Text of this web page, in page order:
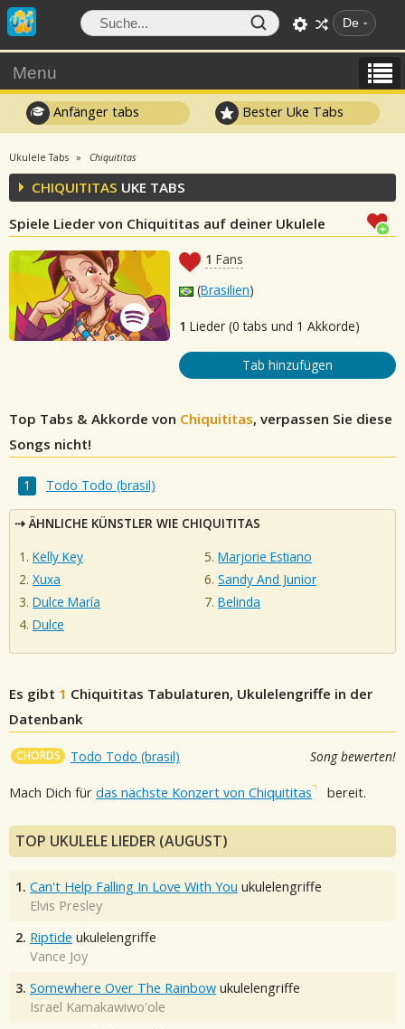
De
Menu
Anfänger tabs Bester Uke Tabs
Ukulele Tabs Chiquititas
CHIQUITITAS UKE TABS
Spiele Lieder von Chiquititas auf deiner Ukulele
1 Fans
(Brasilien)
1 Lieder (0 tabs und 1 Akkorde)
Tab hinzufügen
Top Tabs & Akkorde von Chiquititas, verpassen Sie diese
Songs nicht!
Todo Todo (brasil)
ÄHNLICHE KÜNSTLER WIE CHIQUITITAS
Kelly Key
Xuxa
Dulce María
Dulce
Marjorie Estiano
Sandy And Junior
Belinda
Es gibt 1 Chiquititas Tabulaturen, Ukulelengriffe in der
Datenbank
CHORDS Todo Todo (brasil) Song bewerten!
Mach Dich für das nächste Konzert von Chiquititas bereit.
TOP UKULELE LIEDER (AUGUST)
1. Can't Help Falling In Love With You ukulelengriffe
Elvis Presley
2. Riptide ukulelengriffe
Vance Joy
3. Somewhere Over The Rainbow ukulelengriffe
Israel Kamakawiwo'ole